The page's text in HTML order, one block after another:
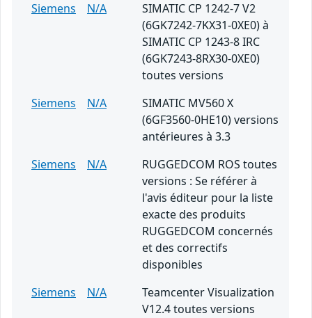
Siemens
N/A
SIMATIC CP 1242-7 V2
(6GK7242-7KX31-0XE0) à
SIMATIC CP 1243-8 IRC
(6GK7243-8RX30-0XE0)
toutes versions
Siemens
N/A
SIMATIC MV560 X
(6GF3560-0HE10) versions
antérieures à 3.3
Siemens
N/A
RUGGEDCOM ROS toutes
versions : Se référer à
l'avis éditeur pour la liste
exacte des produits
RUGGEDCOM concernés
et des correctifs
disponibles
Siemens
N/A
Teamcenter Visualization
V12.4 toutes versions